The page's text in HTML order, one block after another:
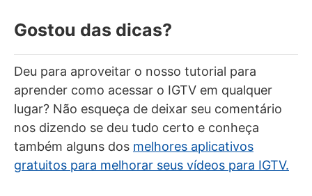
Gostou das dicas?
Deu para aproveitar o nosso tutorial para
aprender como acessar o IGTV em qualquer
lugar? Não esqueça de deixar seu comentário
nos dizendo se deu tudo certo e conheça
também alguns dos melhores aplicativos
gratuitos para melhorar seus vídeos para IGTV.